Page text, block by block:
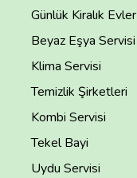
Günlük Kiralık Evler
Beyaz Eşya Servisi
Klima Servisi
Temizlik Şirketleri
Kombi Servisi
Tekel Bayi
Uydu Servisi